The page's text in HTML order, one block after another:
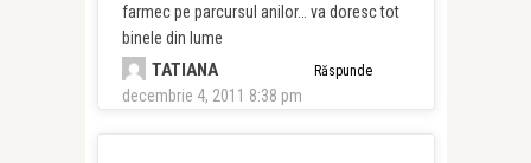
farmec pe parcursul anilor… va doresc tot
binele din lume
TATIANA
decembrie 4, 2011 8:38 pm
Răspunde